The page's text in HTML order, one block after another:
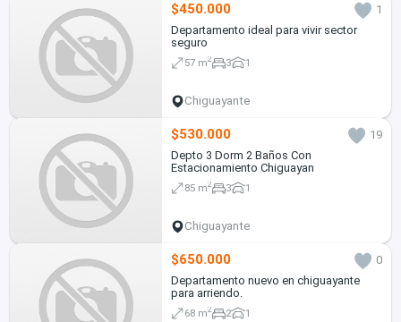
$450.000
1
Departamento ideal para vivir sector
seguro
57 m2 3 1
Chiguayante
$530.000
19
Depto 3 Dorm 2 Baños Con
Estacionamiento Chiguayan
85 m2 3 1
Chiguayante
$650.000
0
Departamento nuevo en chiguayante
para arriendo.
68 m2 2 1